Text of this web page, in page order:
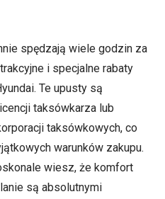
spędzają wiele godzin za
i specjalne rabaty
Te upusty są
taksówkarza lub
taksówkowych, co
warunków zakupu.
wiesz, że komfort
są absolutnymi